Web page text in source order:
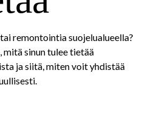
remontointia suojelualueella?
mitä sinun tulee tietää
ja siitä, miten voit yhdistää